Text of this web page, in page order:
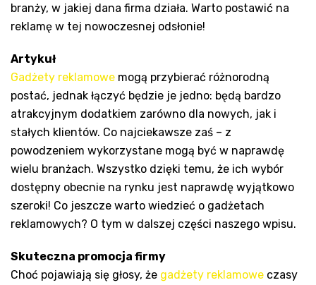
branży, w jakiej dana firma działa. Warto postawić na
reklamę w tej nowoczesnej odsłonie!
Artykuł
Gadżety reklamowe mogą przybierać różnorodną
postać, jednak łączyć będzie je jedno: będą bardzo
atrakcyjnym dodatkiem zarówno dla nowych, jak i
stałych klientów. Co najciekawsze zaś – z
powodzeniem wykorzystane mogą być w naprawdę
wielu branżach. Wszystko dzięki temu, że ich wybór
dostępny obecnie na rynku jest naprawdę wyjątkowo
szeroki! Co jeszcze warto wiedzieć o gadżetach
reklamowych? O tym w dalszej części naszego wpisu.
Skuteczna promocja firmy
Choć pojawiają się głosy, że gadżety reklamowe czasy